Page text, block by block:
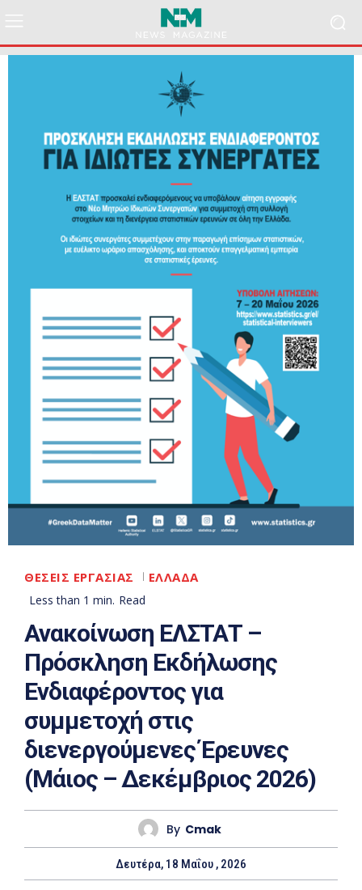
ΘΕΣΕΙΣ ΕΡΓΑΣΙΑΣ ΕΛΛΑΔΑ
Less than 1 min. Read
Ανακοίνωση ΕΛΣΤΑΤ –
Πρόσκληση Εκδήλωσης
Ενδιαφέροντος για
συμμετοχή στις
διενεργούμενες Έρευνες
(Μάιος – Δεκέμβριος 2026)
By Cmak
Δευτέρα, 18 Μαΐου , 2026